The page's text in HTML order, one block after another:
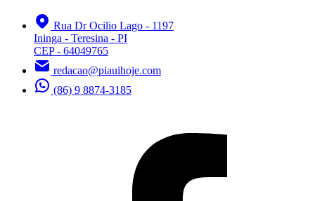
Rua Dr Ocilio Lago - 1197
Ininga - Teresina - PI
CEP - 64049765
redacao@piauihoje.com
(86) 9 8874-3185